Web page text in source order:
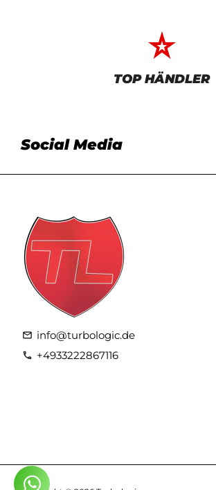
star_rate
TOP HÄNDLER
Social Media
email info@turbologic.de
phone +4933222867116